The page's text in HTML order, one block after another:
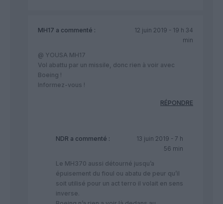
MH17 a commenté :
12 juin 2019 - 19 h 34
min
@ YOUSA MH17
Vol abattu par un missile, donc rien à voir avec
Boeing !
Informez-vous !
RÉPONDRE
NDR a commenté :
13 juin 2019 - 7 h
56 min
Le MH370 aussi détourné jusqu’a
épuisement du fioul ou abatu de peur qu’il
soit utilisé pour un act terro il volait en sens
inverse.